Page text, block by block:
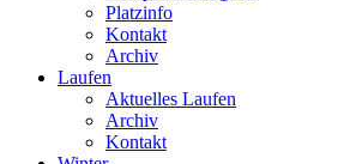
Platzinfo
Kontakt
Archiv
Laufen
Aktuelles Laufen
Archiv
Kontakt